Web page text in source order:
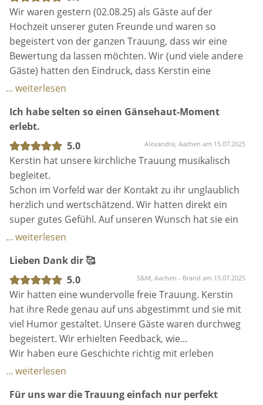
Zeit!
Wir waren gestern (02.08.25) als Gäste auf der
Hochzeit unserer guten Freunde und waren so
begeistert von der ganzen Trauung, dass wir eine
Bewertung da lassen möchten. Wir (und viele andere
Gäste) hatten den Eindruck, dass Kerstin eine
langjährige Freundin des Brautpaars ist so wie sie die
und hatte so viel Herzblut, als würde sie die Trauung
für ihre beste Freundin machen. Wären wir nicht
schon lange verheiratet, hätten wir Kerstin auch
100%ig für unsere eigene Hochzeit angefragt!
... weiterlesen
Ich habe selten so einen Gänsehaut-Moment
erlebt.
5.0
Alexandra, Aachen am 15.07.2025
Kerstin hat unsere kirchliche Trauung musikalisch
begleitet.
Schon im Vorfeld war der Kontakt zu ihr unglaublich
herzlich und wertschätzend. Wir hatten direkt ein
super gutes Gefühl. Auf unseren Wunsch hat sie ein
neues Lied für uns gelernt und die gesamte Planung
angenehm und super entspannt. Bei unserer
Trauung hat Kerstin vier von uns ausgewählte Lieder
gesungen. Sie hat uns und alle unsere Gäste
komplett in ihren Bann gezogen. Ich habe selten so
einen Gänsehaut-Moment erlebt. Danke Kerstin,
dass du Teil unserer Trauung warst und unsere
Messe mit deinem Gesang so perfekt ergänzt hast.
Von Anfang bis Ende war alles perfekt und ich würde
empfehlen.
... weiterlesen
Lieben Dank dir 🥰
5.0
S&M, Aachen - Brand am 15.07.2025
Wir hatten eine wundervolle freie Trauung. Kerstin
hat ihre Rede genau auf uns abgestimmt und sie mit
viel Humor gestaltet. Unsere Gäste waren durchweg
begeistert. Wir erhielten Feedback, wie...
Wir haben eure Geschichte richtig mit erleben
können.
Einige haben gar nicht realisiert, dass sie live
... weiterlesen
Für uns war die Trauung einfach nur perfekt